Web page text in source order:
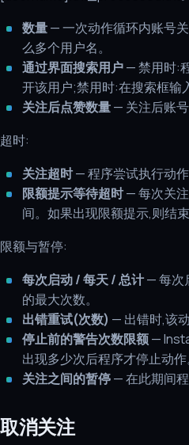
数量— 一次动作循环内账号
么多个用户名。
通过界面搜索用户— 禁用时:
开该用户;禁用时:在搜索框输
关注后点赞数量— 关注后账
超时:
关注超时— 程序尝试执行动作
限额提示等待超时— 每次关
间。如果出现限额提示,则结
限额与暂停:
每次启动 / 每天 / 总计— 每次
的最大次数。
出错重试(次数) — 出错时,该
停止前的警告次数限额—
出现多少次后程序才停止动作
关注之间的暂停— 在此期间
取消关注